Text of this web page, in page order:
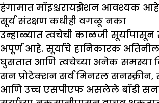
हंगामात मॉइश्चरायझेशन आवश्यक
सूर्य संरक्षण कधीही वगळू नका
उन्हाळ्यात त्वचेची काळजी सूर्यापासून
अपूर्ण आहे. सूर्याचे हानिकारक
घुसतात आणि त्वचेच्या अनेक समस्या
सन प्रोटेक्शन सर्व मिनरल सनस्क्रीन,
आणि उच्च एसपीएफ असलेले बॉडी